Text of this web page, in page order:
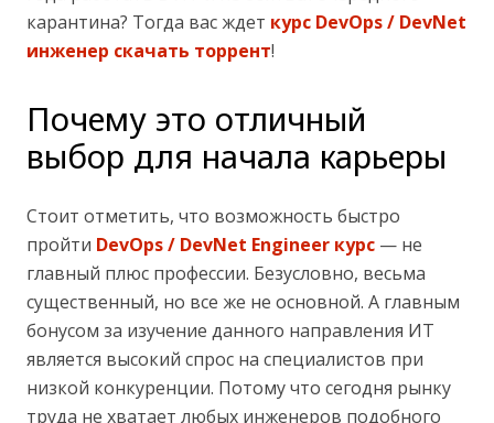
карантина? Тогда вас ждет курс DevOps / DevNet
инженер скачать торрент!
Почему это отличный
выбор для начала карьеры
Стоит отметить, что возможность быстро
пройти DevOps / DevNet Engineer курс — не
главный плюс профессии. Безусловно, весьма
существенный, но все же не основной. А главным
бонусом за изучение данного направления ИТ
является высокий спрос на специалистов при
низкой конкуренции. Потому что сегодня рынку
труда не хватает любых инженеров подобного